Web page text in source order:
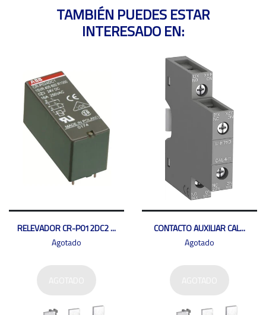
TAMBIÉN PUEDES ESTAR
INTERESADO EN:
RELEVADOR CR-P012DC2 ...
Agotado
CONTACTO AUXILIAR CAL...
Agotado